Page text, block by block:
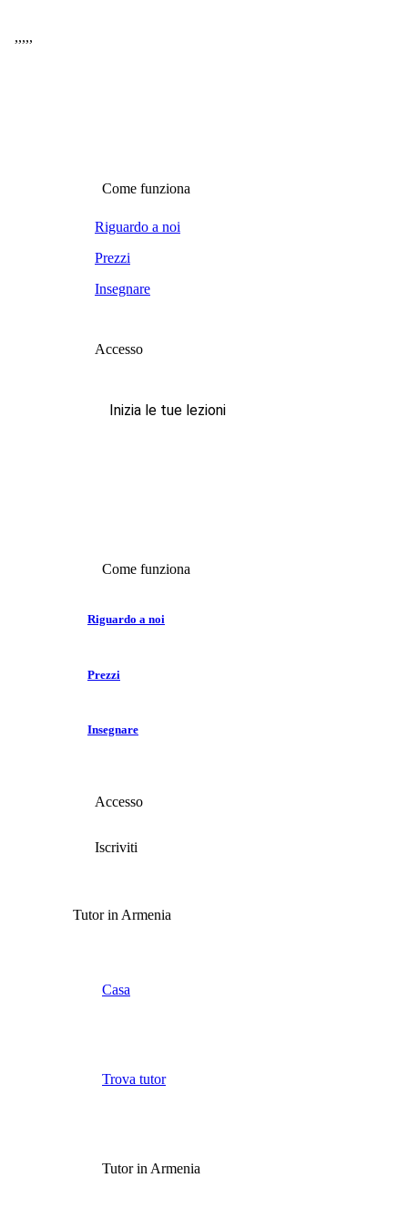
,,,,,
Come funziona
Riguardo a noi
Prezzi
Insegnare
Accesso
Inizia le tue lezioni
Come funziona
Riguardo a noi
Prezzi
Insegnare
Accesso
Iscriviti
Tutor in Armenia
Casa
Trova tutor
Tutor in Armenia